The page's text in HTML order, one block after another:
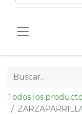
Todos los